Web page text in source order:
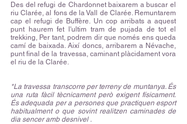
Des del refugi de Chardonnet baixarem a buscar el
riu Clarée, al fons de la Vall de Clarée. Remuntarem
cap el refugi de Buffère. Un cop arribats a aquest
punt haurem fet l'ultim tram de pujada de tot el
trekking, Per tant, podrem dir que només ens queda
camí de baixada. Així doncs, arribarem a Névache,
punt final de la travessa, caminant plàcidament vora
el riu de la Clarée.
*La travessa transcorre per terreny de muntanya. És
una ruta fàcil tècnicament però exigent físicament.
És adequada per a persones que practiquen esport
habitualment o que sovint realitzen caminades de
dia sencer amb desnivel .